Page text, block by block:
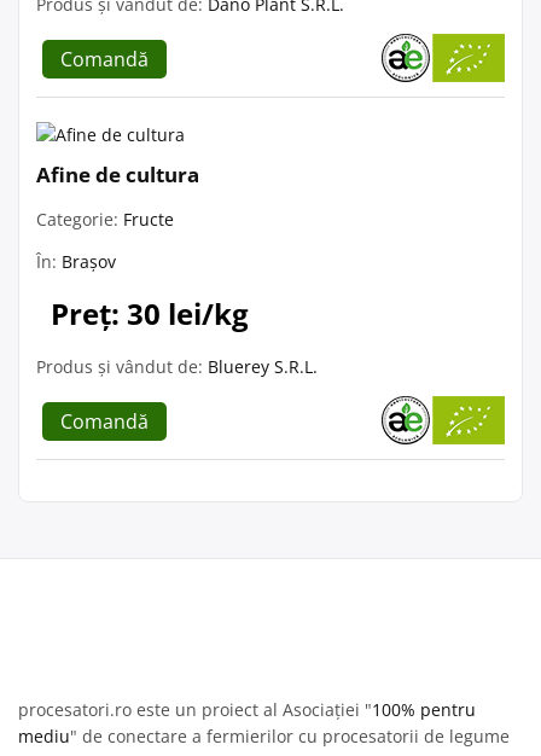
Comandă
Afine de cultura
Categorie: Fructe
În: Brașov
Preț: 30 lei/kg
Produs și vândut de: Bluerey S.R.L.
Comandă
procesatori.ro este un proiect al Asociației "100% pentru
mediu" de conectare a fermierilor cu procesatorii de legume